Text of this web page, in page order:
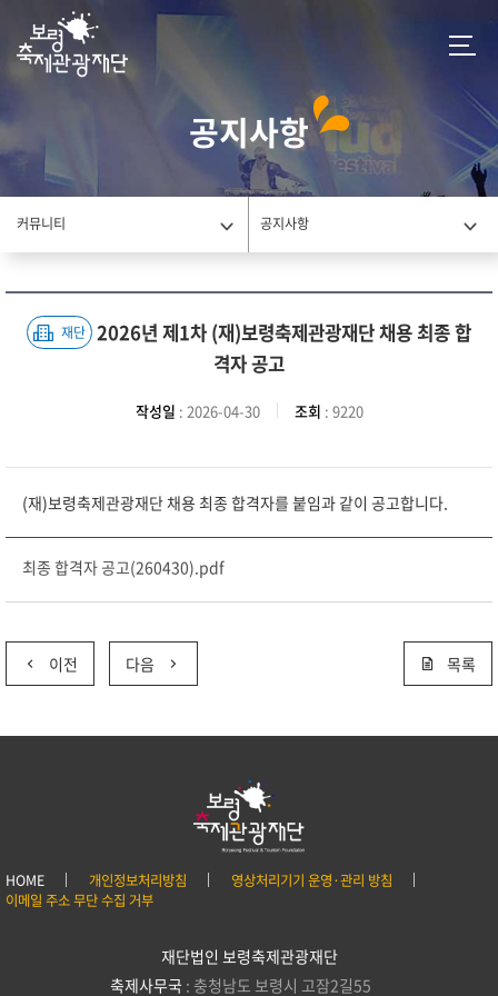
공지사항
커뮤니티 공지사항
재단 2026년 제1차 (재)보령축제관광재단 채용 최종 합
격자 공고
작성일 : 2026-04-30 조회 : 9220
(재)보령축제관광재단 채용 최종 합격자를 붙임과 같이 공고합니다.
최종 합격자 공고(260430).pdf
이전 다음 목록
HOME 개인정보처리방침
영상처리기기 운영·관리 방침
이메일 주소 무단 수집 거부
재단법인 보령축제관광재단
축제사무국 : 충청남도 보령시 고잠2길55